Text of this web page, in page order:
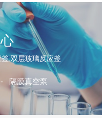
,双层玻璃反应釜
- 隔膜真空泵